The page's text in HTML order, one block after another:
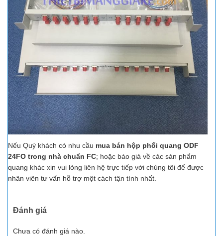
Nếu Quý khách có nhu cầu mua bán hộp phối quang ODF
24FO trong nhà chuẩn FC; hoặc báo giá về các sản phẩm
quang khác xin vui lòng liên hệ trực tiếp với chúng tôi để được
nhân viên tư vấn hỗ trợ một cách tận tình nhất.
Đánh giá
Chưa có đánh giá nào.